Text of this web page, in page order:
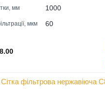
мм 1000
мкм 60
Сітка фільтрова нержавіюча